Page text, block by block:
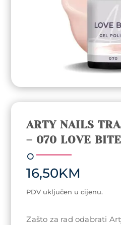
ARTY NAILS
– 070 LOVE BITE
16,50KM
PDV uključen u cijenu.
Zašto za rad odabrati